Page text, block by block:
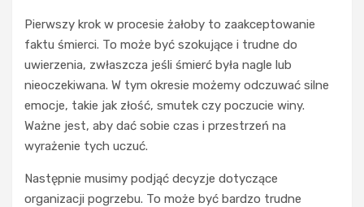
Pierwszy krok w procesie żałoby to zaakceptowanie
faktu śmierci. To może być szokujące i trudne do
uwierzenia, zwłaszcza jeśli śmierć była nagle lub
nieoczekiwana. W tym okresie możemy odczuwać silne
emocje, takie jak złość, smutek czy poczucie winy.
Ważne jest, aby dać sobie czas i przestrzeń na
wyrażenie tych uczuć.
Następnie musimy podjąć decyzje dotyczące
organizacji pogrzebu. To może być bardzo trudne